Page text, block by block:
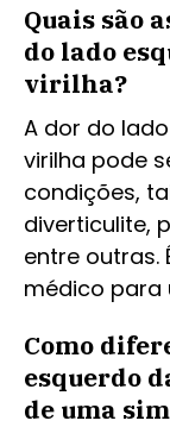
Quais são
do lado
virilha?
A dor do
virilha pode
condições,
diverticulite,
entre outras.
médico para
Como
esquerdo
de uma